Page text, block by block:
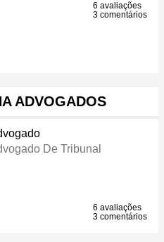
6 avaliações
3 comentários
ADVOGADOS
De Tribunal
6 avaliações
3 comentários